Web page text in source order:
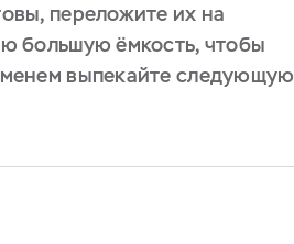
переложите их на
большую ёмкость, чтобы
выпекайте следующую